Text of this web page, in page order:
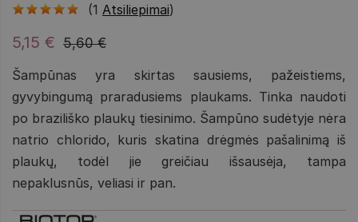
(1 Atsiliepimai)
5,60 €
5,15 €
Šampūnas yra skirtas sausiems, pažeistiems,
gyvybingumą praradusiems plaukams. Tinka naudoti
po braziliško plaukų tiesinimo. Šampūno sudėtyje nėra
natrio chlorido, kuris skatina drėgmės pašalinimą iš
plaukų, todėl jie greičiau išsausėja, tampa
nepaklusnūs, veliasi ir pan.